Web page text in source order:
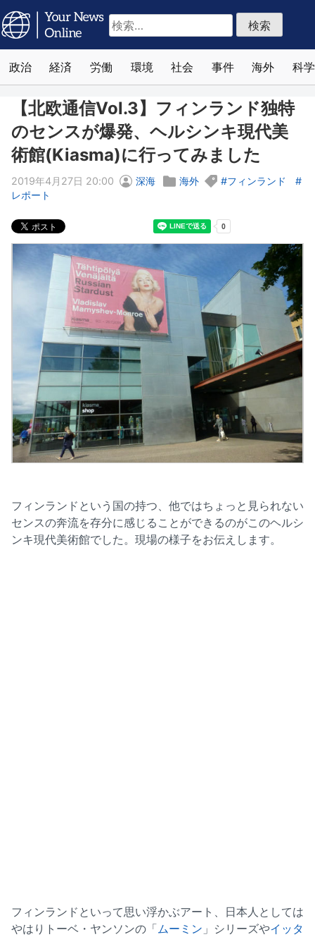
検
索:
政治 経済 労働 環境 社会 事件 海外 科学
【北欧通信Vol.3】フィンランド独特
のセンスが爆発、ヘルシンキ現代美
術館(Kiasma)に行ってみました
2019年4月27日 20:00 深海 海外
フィンランド
レポート
フィンランドという国の持つ、他ではちょっと見られない
センスの奔流を存分に感じることができるのがこのヘルシ
ンキ現代美術館でした。現場の様子をお伝えします。
フィンランドといって思い浮かぶアート、日本人としては
やはりトーベ・ヤンソンの「ムーミン 」シリーズやイッタ